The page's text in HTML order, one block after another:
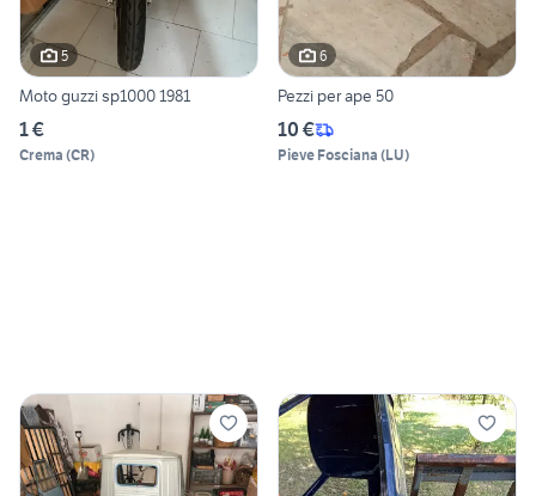
5
Moto guzzi sp1000 1981
1 €
Crema (CR)
6
Pezzi per ape 50
10 €
Pieve Fosciana (LU)